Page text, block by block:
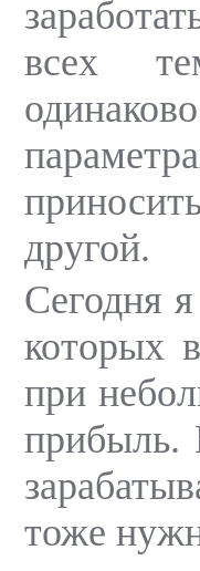
всех
другой.
Сегодня
которых
при
прибыль.
тоже